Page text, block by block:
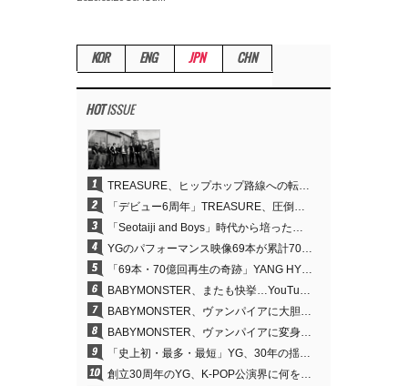
KOR ENG JPN CHN
HOTISSUE
1 TREASURE、ヒップホップ路線への転換が的中…デビュー6周年でさらなる飛躍
2 「デビュー6周年」TREASURE、圧倒的な実力で証明した「YGの宝」の真価
3 「Seotaiji and Boys」時代から培ったダンスDNA…YANG HYUN SUK、YGのパフォーマンスビデオ70億回再生の原点
4 YGのパフォーマンス映像69本が累計70億回再生…YANG HYUN SUKの制作哲学が実を結ぶ
5 「69本・70億回再生の奇跡」YANG HYUN SUK、YGのパフォーマンスビデオを100％自ら手掛けた理由
6 BABYMONSTER、またも快挙…YouTubeワールドワイドトレンドで1位に
7 BABYMONSTER、ヴァンパイアに大胆変身…YouTubeトレンド1位を獲得
8 BABYMONSTER、ヴァンパイアに変身…「MOON」で3か月にわたるプロジェクトを締めくくる
9 「史上初・最多・最短」YG、30年の揺るぎない信念が切り開いたK-POPツアーの新境地
10 創立30周年のYG、K-POP公演界に何を残したのか